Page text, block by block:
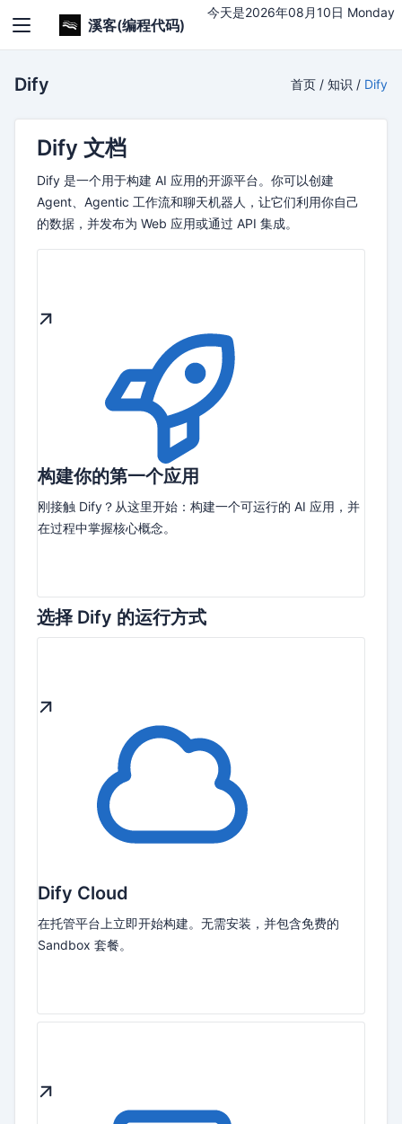
溪客(编程代码)
今天是2026年08月10日 Monday
Dify 首页 / 知识 / Dify
Dify 文档
Dify 是一个用于构建 AI 应用的开源平台。你可以创建
Agent、Agentic 工作流和聊天机器人，让它们利用你自己
的数据，并发布为 Web 应用或通过 API 集成。
构建你的第一个应用
刚接触 Dify？从这里开始：构建一个可运行的 AI 应用，并
在过程中掌握核心概念。
选择 Dify 的运行方式
Dify Cloud
在托管平台上立即开始构建。无需安装，并包含免费的
Sandbox 套餐。